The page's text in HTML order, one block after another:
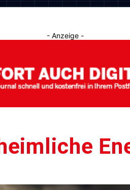
- Anzeige -